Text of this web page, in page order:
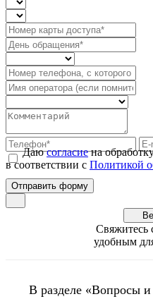
Даюсогласиена
в соответствии с Политикой
удобным
В разделе «Вопросы